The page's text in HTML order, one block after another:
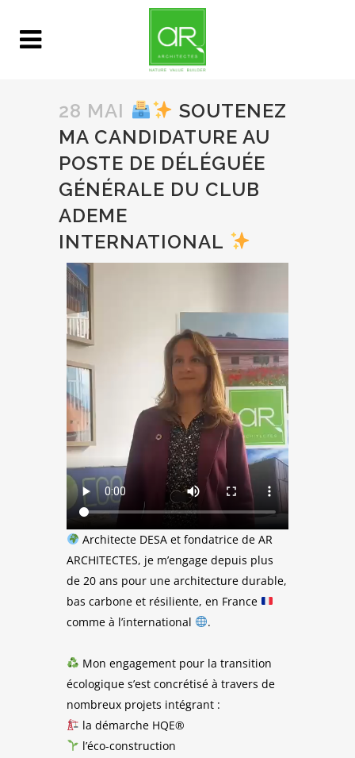
28 MAI
SOUTENEZ
MA CANDIDATURE AU
POSTE DE DÉLÉGUÉE
GÉNÉRALE DU CLUB
ADEME
INTERNATIONAL
Architecte DESA et fondatrice de AR
ARCHITECTES, je m’engage depuis plus
de 20 ans pour une architecture durable,
bas carbone et résiliente, en France
comme à l’international
.
Mon engagement pour la transition
écologique s’est concrétisé à travers de
nombreux projets intégrant :
la démarche HQE®
l’éco-construction